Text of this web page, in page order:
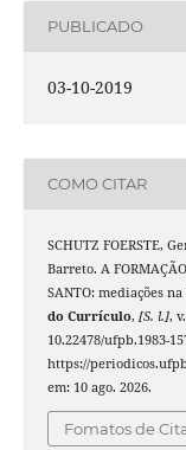
PUBLICADO
03-10-2019
COMO CITAR
SCHUTZ FOERSTE,
Barreto. A FORMAÇÃO
SANTO: mediações
do Currículo, [S. l.],
10.22478/ufpb.1983-
https://
em: 10 ago. 2026.
Fomatos de